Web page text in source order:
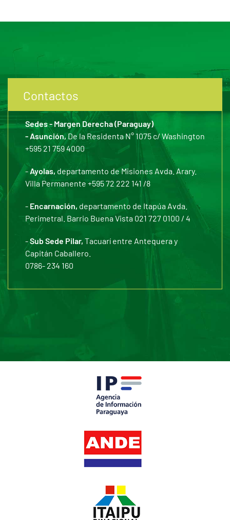
Contactos
Sedes - Margen Derecha (Paraguay)
- Asunción,De la Residenta N° 1075 c/ Washington
+595 21 759 4000
-Ayolas, departamento de Misiones Avda. Arary.
Villa Permanente +595 72 222 141 /8
- Encarnación, departamento de Itapúa Avda.
Perimetral. Barrio Buena Vista 021 727 0100 / 4
-Sub Sede Pilar, Tacuarí entre Antequera y
Capitán Caballero.
0786- 234 160